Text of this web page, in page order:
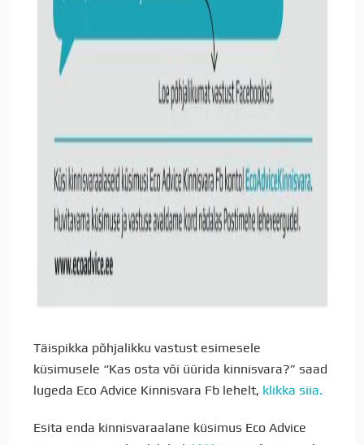
Täispikka põhjalikku vastust esimesele
küsimusele “Kas osta või üürida kinnisvara?” saad
lugeda Eco Advice Kinnisvara Fb lehelt, klikka siia.
Esita enda kinnisvaraalane küsimus Eco Advice